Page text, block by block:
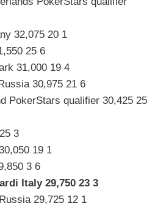
32,075 20 1
25 6
31,000 19 4
30,975 21 6
PokerStars qualifier 30,425 25
3
19 1
3 6
Italy 29,750 23 3
29,725 12 1